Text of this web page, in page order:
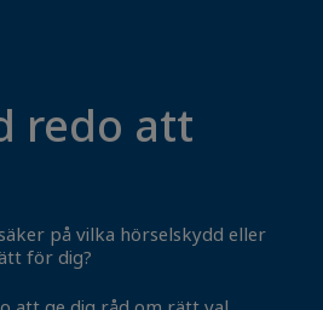
redo att
på vilka hörselskydd eller
för dig?